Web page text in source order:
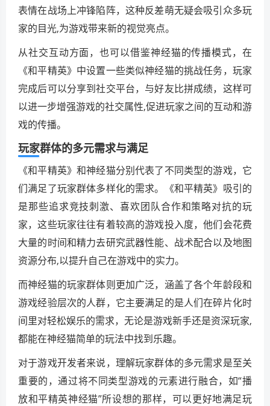
表情在战场上冲锋陷阵，这种反差萌无疑会吸引众多玩
家的目光,为游戏带来新的视觉亮点。
从社交互动方面，也可以借鉴神经猫的传播模式，在
《和平精英》中设置一些类似神经猫的挑战任务，玩家
完成后可以分享到社交平台，与好友比拼成绩，这样可
以进一步增强游戏的社交属性,促进玩家之间的互动和游
戏的传播。
玩家群体的多元需求与满足
《和平精英》和神经猫分别代表了不同类型的游戏，它
们满足了玩家群体多样化的需求。《和平精英》吸引的
是那些追求竞技刺激、喜欢团队合作和策略对抗的玩
家，这些玩家往往有着较高的游戏投入度，他们会花费
大量的时间和精力去研究武器性能、战术配合以及地图
资源分布,以提升自己在游戏中的实力。
而神经猫的玩家群体则更加广泛，涵盖了各个年龄段和
游戏经验层次的人群，它主要满足的是人们在碎片化时
间里对轻松娱乐的需求，无论是游戏新手还是资深玩家,
都能在神经猫简单的玩法中找到乐趣。
对于游戏开发者来说，理解玩家群体的多元需求是至关
重要的，通过将不同类型游戏的元素进行融合，如“播
放和平精英神经猫”所设想的那样，可以更好地满足玩